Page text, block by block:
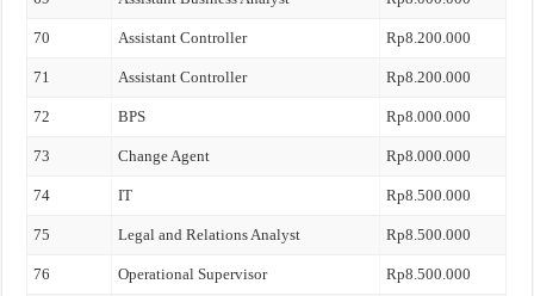
70 Assistant Controller Rp8.200.000
71 Assistant Controller Rp8.200.000
72 BPS Rp8.000.000
73 Change Agent Rp8.000.000
74 IT Rp8.500.000
75 Legal and Relations Analyst Rp8.500.000
76 Operational Supervisor Rp8.500.000